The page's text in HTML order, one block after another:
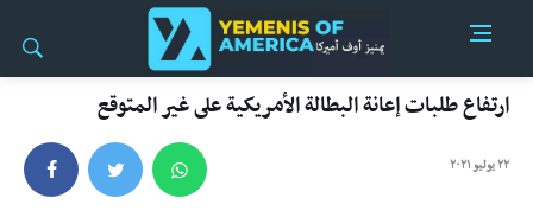
ارتفاع طلبات إعانة البطالة الأمريكية على غير المتوقع
٢٢ يوليو ٢٠٢١